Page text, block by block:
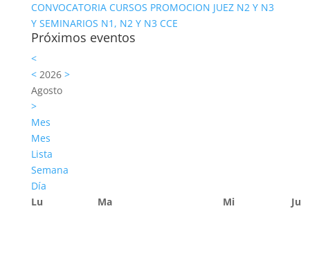
CONVOCATORIA CURSOS PROMOCION JUEZ N2 Y N3
Y SEMINARIOS N1, N2 Y N3 CCE
Próximos eventos
<
<2026 >
Agosto
>
Mes
Mes
Lista
Semana
Día
Lu
Ma Mi Ju